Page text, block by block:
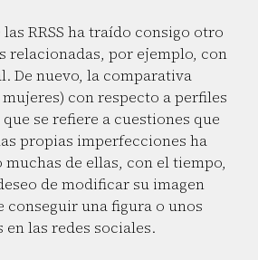
RRSS ha traído consigo otro
relacionadas, por ejemplo, con
De nuevo, la comparativa
con respecto a perfiles
se refiere a cuestiones que
propias imperfecciones ha
de ellas, con el tiempo,
de modificar su imagen
conseguir una figura o unos
las redes sociales.